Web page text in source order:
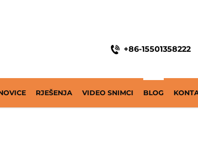
+86-15501358222
RJEŠENJA VIDEO SNIMCI BLOG